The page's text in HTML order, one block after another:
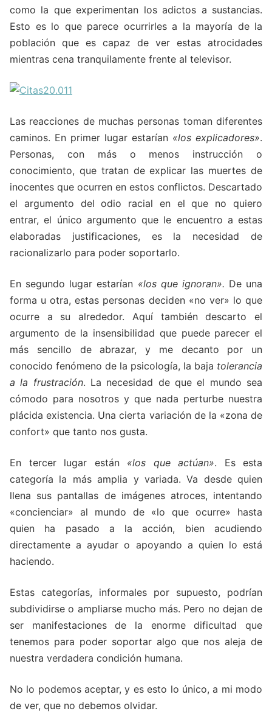
como la que experimentan los adictos a sustancias.
Esto es lo que parece ocurrirles a la mayoría de la
población que es capaz de ver estas atrocidades
mientras cena tranquilamente frente al televisor.
Las reacciones de muchas personas toman diferentes
caminos. En primer lugar estarían «los explicadores».
Personas, con más o menos instrucción o
conocimiento, que tratan de explicar las muertes de
inocentes que ocurren en estos conflictos. Descartado
el argumento del odio racial en el que no quiero
entrar, el único argumento que le encuentro a estas
elaboradas justificaciones, es la necesidad de
racionalizarlo para poder soportarlo.
En segundo lugar estarían «los que ignoran». De una
forma u otra, estas personas deciden «no ver» lo que
ocurre a su alrededor. Aquí también descarto el
argumento de la insensibilidad que puede parecer el
más sencillo de abrazar, y me decanto por un
conocido fenómeno de la psicología, la baja tolerancia
a la frustración. La necesidad de que el mundo sea
cómodo para nosotros y que nada perturbe nuestra
plácida existencia. Una cierta variación de la «zona de
confort» que tanto nos gusta.
En tercer lugar están «los que actúan». Es esta
categoría la más amplia y variada. Va desde quien
llena sus pantallas de imágenes atroces, intentando
«concienciar» al mundo de «lo que ocurre» hasta
quien ha pasado a la acción, bien acudiendo
directamente a ayudar o apoyando a quien lo está
haciendo.
Estas categorías, informales por supuesto, podrían
subdividirse o ampliarse mucho más. Pero no dejan de
ser manifestaciones de la enorme dificultad que
tenemos para poder soportar algo que nos aleja de
nuestra verdadera condición humana.
No lo podemos aceptar, y es esto lo único, a mi modo
de ver, que no debemos olvidar.